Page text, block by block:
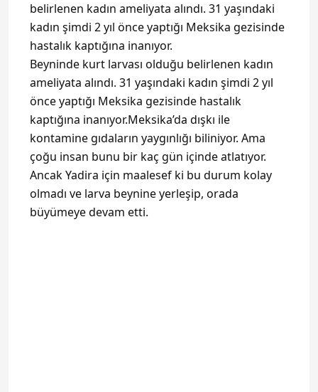
belirlenen kadın ameliyata alındı. 31 yaşındaki
kadın şimdi 2 yıl önce yaptığı Meksika gezisinde
hastalık kaptığına inanıyor.
Beyninde kurt larvası olduğu belirlenen kadın
ameliyata alındı. 31 yaşındaki kadın şimdi 2 yıl
önce yaptığı Meksika gezisinde hastalık
kaptığına inanıyor.Meksika’da dışkı ile
kontamine gıdaların yaygınlığı biliniyor. Ama
çoğu insan bunu bir kaç gün içinde atlatıyor.
Ancak Yadira için maalesef ki bu durum kolay
olmadı ve larva beynine yerleşip, orada
büyümeye devam etti.